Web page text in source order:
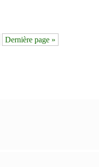
Dernière page »